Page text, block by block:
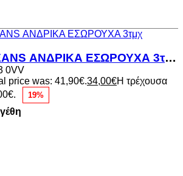
TOMMY JEANS ΑΝΔΡΙΚΑ ΕΣΩΡΟΥΧΑ 3τμχ
0VV
price was: 41,90€.34,00€Η τρέχουσα
19%